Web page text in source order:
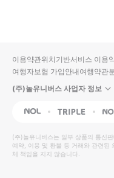
입니
다.
높
은
순
동
영
상
순
상
이용약관위치기반서비스 이용
여행자보험 가입안내여행약관
(주)놀유니버스 사업자 정보
NOL Triple
(주)놀유니버스는 일부 상품의 통신
예약, 이용 및 환불 등 거래와 관련된
체 책임을 지지 않습니다.